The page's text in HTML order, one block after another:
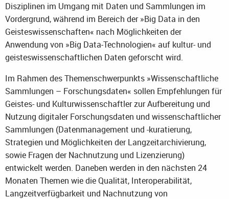
Disziplinen im Umgang mit Daten und Sammlungen im
Vordergrund, während im Bereich der »Big Data in den
Geisteswissenschaften« nach Möglichkeiten der
Anwendung von »Big Data-Technologien« auf kultur- und
geisteswissenschaftlichen Daten geforscht wird.
Im Rahmen des Themenschwerpunkts »Wissenschaftliche
Sammlungen – Forschungsdaten« sollen Empfehlungen für
Geistes- und Kulturwissenschaftler zur Aufbereitung und
Nutzung digitaler Forschungsdaten und wissenschaftlicher
Sammlungen (Datenmanagement und -kuratierung,
Strategien und Möglichkeiten der Langzeitarchivierung,
sowie Fragen der Nachnutzung und Lizenzierung)
entwickelt werden. Daneben werden in den nächsten 24
Monaten Themen wie die Qualität, Interoperabilität,
Langzeitverfügbarkeit und Nachnutzung von